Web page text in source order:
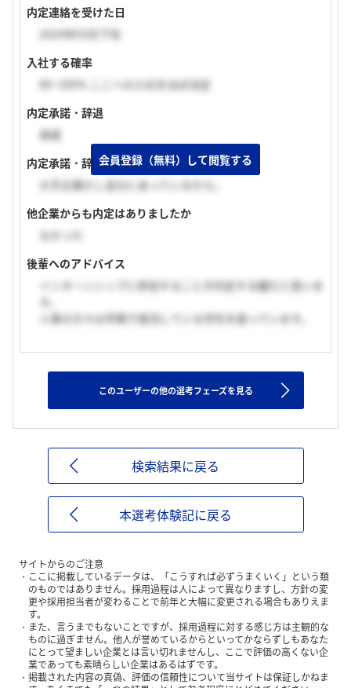
内定連絡を受けた日
2024年03月下旬
入社する確率
80~100% ここへの入社をほぼ決定
内定承諾・辞退
承諾
内定承諾・辞退理由
大手企業だし自分にあっているから。
他企業からも内定はありましたか
なかった
後輩へのアドバイス
インターンシップに参加することが内定する鍵だと思いま
す。
人事の方々は早期で就活している学生を狙っています。
会員登録（無料）して閲覧する
このユーザーの他の選考フェーズを見る
検索結果に戻る
本選考体験記に戻る
サイトからのご注意
ここに掲載しているデータは、「こうすれば必ずうまくいく」という類
のものではありません。採用過程は人によって異なりますし、方針の変
更や採用担当者が変わることで前年と大幅に変更される場合もありえま
す。
また、言うまでもないことですが、採用過程に対する感じ方は主観的な
ものに過ぎません。他人が誉めているからといってかならずしもあなた
にとって望ましい企業とは言い切れませんし、ここで評価の高くない企
業であっても素晴らしい企業はあるはずです。
掲載された内容の真偽、評価の信頼性について当サイトは保証しかねま